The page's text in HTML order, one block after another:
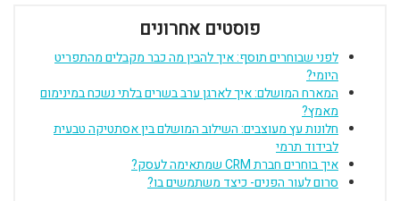
פוסטים אחרונים
לפני שבוחרים תוסף: איך להבין מה כבר מקבלים מהתפריט
היומי?
המארח המושלם: איך לארגן ערב בשרים בלתי נשכח במינימום
מאמץ?
חלונות עץ מעוצבים: השילוב המושלם בין אסתטיקה טבעית
לבידוד תרמי
איך בוחרים חברת CRM שמתאימה לעסק?
סרום לעור הפנים- כיצד משתמשים בו?